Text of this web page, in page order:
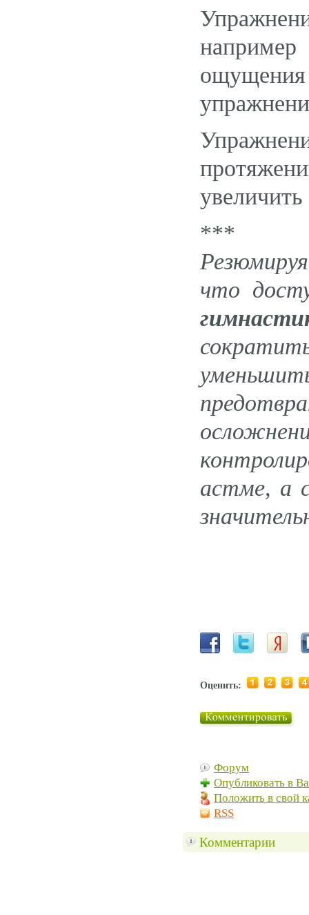
ощущения
***
что
астме, а
Оценить:
Форум
Опубликовать в
Положить в свой
RSS
Комментарии